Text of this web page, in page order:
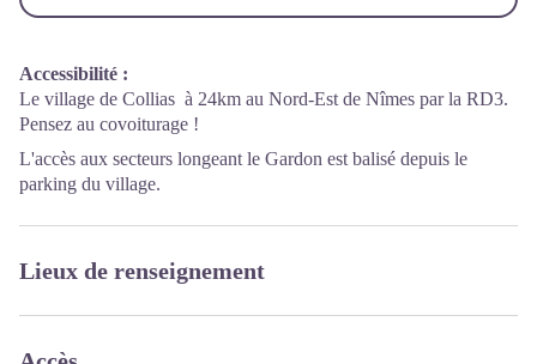
Accessibilité :
Le village de Collias à 24km au Nord-Est de Nîmes par la RD3.
Pensez au covoiturage !
L'accès aux secteurs longeant le Gardon est balisé depuis le
parking du village.
Lieux de renseignement